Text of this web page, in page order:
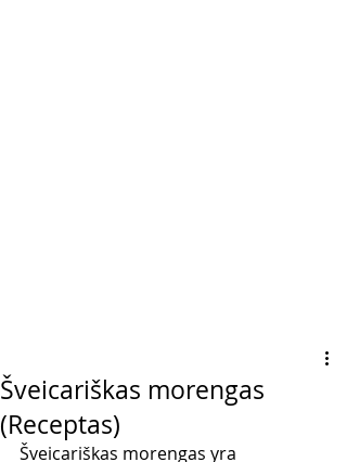
Šveicariškas morengas
(Receptas)
Šveicariškas morengas yra